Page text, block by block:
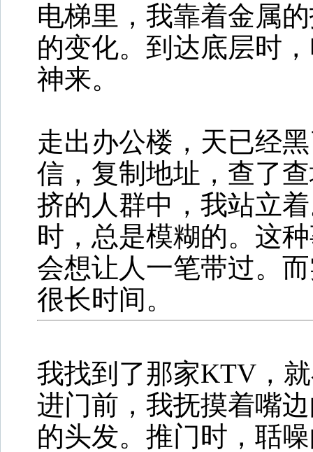
电梯里，我靠着金属
的变化。到达底层时
神来。
走出办公楼，天已经
信，复制地址，查了
挤的人群中，我站立
时，总是模糊的。这
会想让人一笔带过。
很长时间。
我找到了那家KTV，
进门前，我抚摸着嘴
的头发。推门时，聒